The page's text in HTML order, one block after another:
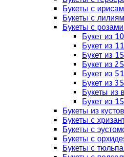
Букеты с
Букеты с
Букеты с розами
Букет из
Букет из
Букет из
Букет из
Букет из
Букет из
Букеты из
Букет из
Букеты из
Букеты с
Букеты с
Букеты с
Букеты с